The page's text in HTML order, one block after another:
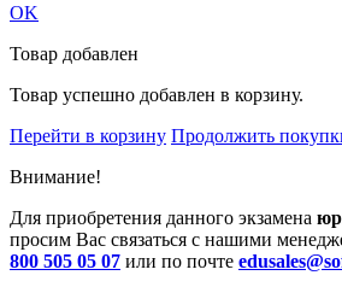
OK
Товар добавлен
Товар успешно добавлен в корзину.
Перейти в корзину Продолжить
Внимание!
Для приобретения данного экзамена
просим Вас связаться с нашими
800 505 05 07 или по почте